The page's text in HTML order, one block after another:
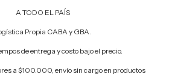
A TODO EL PAÍS
Propia CABA y GBA.
de entrega y costo bajo el precio.
a $100.000, envío sin cargo en productos